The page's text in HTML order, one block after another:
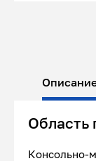
Область
Консольно-